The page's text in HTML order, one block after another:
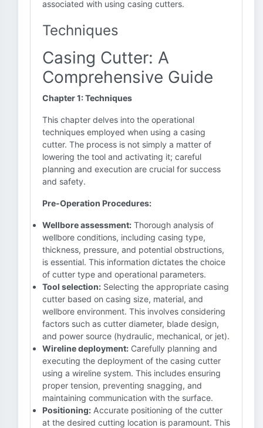
associated with using casing cutters.
Techniques
Casing Cutter: A
Comprehensive Guide
Chapter 1: Techniques
This chapter delves into the operational
techniques employed when using a casing
cutter. The process is not simply a matter of
lowering the tool and activating it; careful
planning and execution are crucial for success
and safety.
Pre-Operation Procedures:
Wellbore assessment: Thorough analysis of
wellbore conditions, including casing type,
thickness, pressure, and potential obstructions,
is essential. This information dictates the choice
of cutter type and operational parameters.
Tool selection: Selecting the appropriate casing
cutter based on casing size, material, and
wellbore environment. This involves considering
factors such as cutter diameter, blade design,
and power source (hydraulic, mechanical, or jet).
Wireline deployment: Carefully planning and
executing the deployment of the casing cutter
using a wireline system. This includes ensuring
proper tension, preventing snagging, and
maintaining communication with the surface.
Positioning: Accurate positioning of the cutter
at the desired cutting location is paramount. This